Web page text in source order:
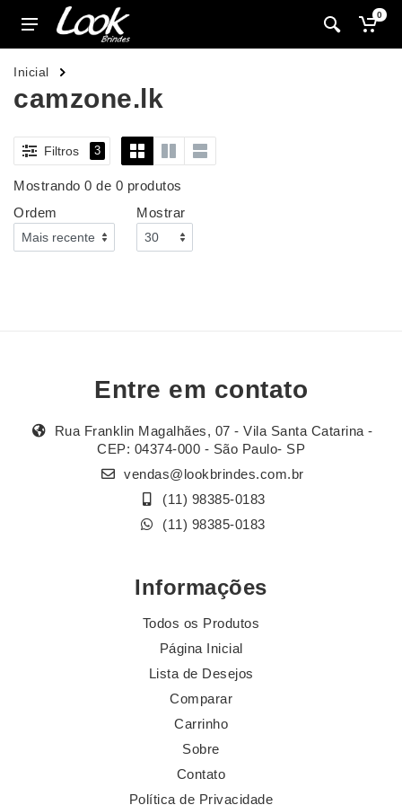
0
Inicial
camzone.lk
Filtros 3
Mostrando 0 de 0 produtos
Ordem
Mostrar
Entre em contato
Rua Franklin Magalhães, 07 - Vila Santa Catarina -
CEP: 04374-000 - São Paulo- SP
vendas@lookbrindes.com.br
(11) 98385-0183
(11) 98385-0183
Informações
Todos os Produtos
Página Inicial
Lista de Desejos
Comparar
Carrinho
Sobre
Contato
Política de Privacidade